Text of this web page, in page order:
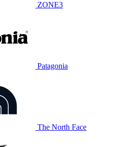
ZONE3
Patagonia
The North Face